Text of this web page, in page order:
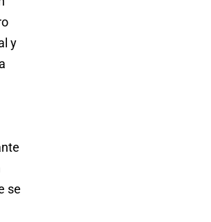
y
se